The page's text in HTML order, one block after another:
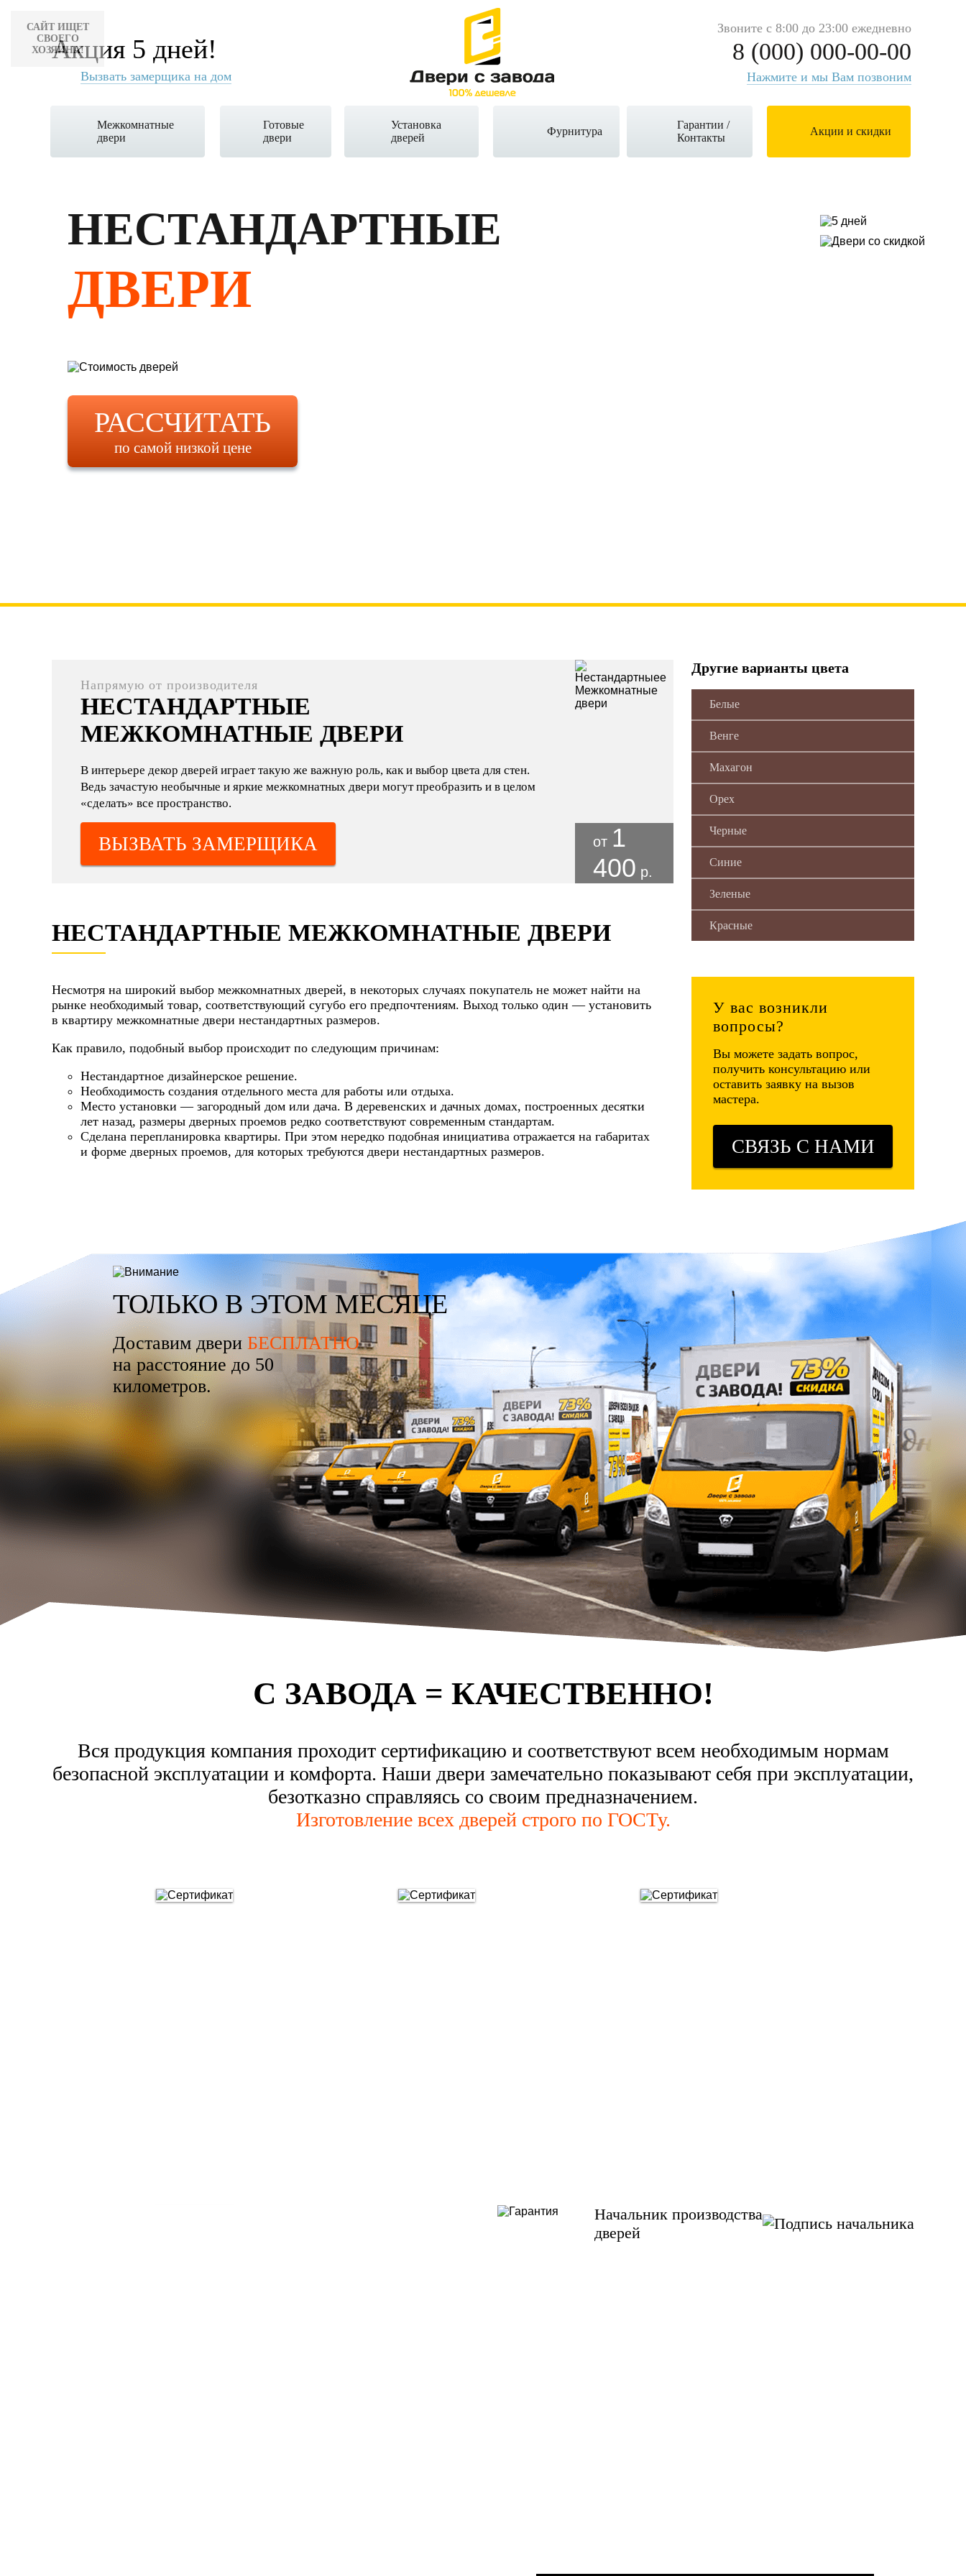
Акция 5 дней!
Вызвать замерщика на дом
Звоните с 8:00 до 23:00 ежедневно
8 (000) 000-00-00
Нажмите и мы Вам позвоним
Межкомнатные
двери
Готовые
двери
Установка
дверей
Фурнитура
Гарантии /
Контакты
Акции и скидки
НЕСТАНДАРТНЫЕ
ДВЕРИ
РАССЧИТАТЬ
по самой низкой цене
Напрямую от производителя
НЕСТАНДАРТНЫЕ
МЕЖКОМНАТНЫЕ ДВЕРИ
В интерьере декор дверей играет такую же важную роль, как и выбор цвета для стен.
Ведь зачастую необычные и яркие межкомнатных двери могут преобразить и в целом
«сделать» все пространство.
ВЫЗВАТЬ ЗАМЕРЩИКА от 1
400 р.
НЕСТАНДАРТНЫЕ МЕЖКОМНАТНЫЕ ДВЕРИ
Несмотря на широкий выбор межкомнатных дверей, в некоторых случаях покупатель не может найти на
рынке необходимый товар, соответствующий сугубо его предпочтениям. Выход только один — установить
в квартиру межкомнатные двери нестандартных размеров.
Как правило, подобный выбор происходит по следующим причинам:
Нестандартное дизайнерское решение.
Необходимость создания отдельного места для работы или отдыха.
Место установки — загородный дом или дача. В деревенских и дачных домах, построенных десятки
лет назад, размеры дверных проемов редко соответствуют современным стандартам.
Сделана перепланировка квартиры. При этом нередко подобная инициатива отражается на габаритах
и форме дверных проемов, для которых требуются двери нестандартных размеров.
Другие варианты цвета
Белые
Венге
Махагон
Орех
Черные
Синие
Зеленые
Красные
У вас возникли
вопросы?
Вы можете задать вопрос,
получить консультацию или
оставить заявку на вызов
мастера.
СВЯЗЬ С НАМИ
ТОЛЬКО В ЭТОМ МЕСЯЦЕ
Доставим двери БЕСПЛАТНО
на расстояние до 50
километров.
С ЗАВОДА = КАЧЕСТВЕННО!
Вся продукция компания проходит сертификацию и соответствуют всем необходимым нормам
безопасной эксплуатации и комфорта. Наши двери замечательно показывают себя при эксплуатации,
безотказно справляясь со своим предназначением.
Изготовление всех дверей строго по ГОСТу.
Начальник производства
дверей
САЙТ ИЩЕТ
СВОЕГО
ХОЗЯИНА!